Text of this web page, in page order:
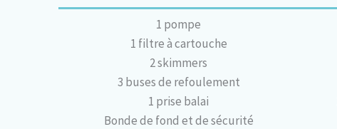
1 pompe
1 filtre à cartouche
2 skimmers
3 buses de refoulement
1 prise balai
Bonde de fond et de sécurité